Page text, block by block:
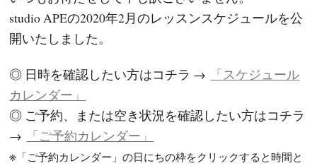
studio APEの2020年2月のレッスンスケジュールを公
開いたしました。
◎ 日時を確認したい方はコチラ →
「スケジュール
カレンダー」
◎ ご予約、または空き状況を確認したい方はコチラ
→
「ご予約カレンダー」
※ 「ご予約カレンダー」の日にちの枠をクリックすると時間と